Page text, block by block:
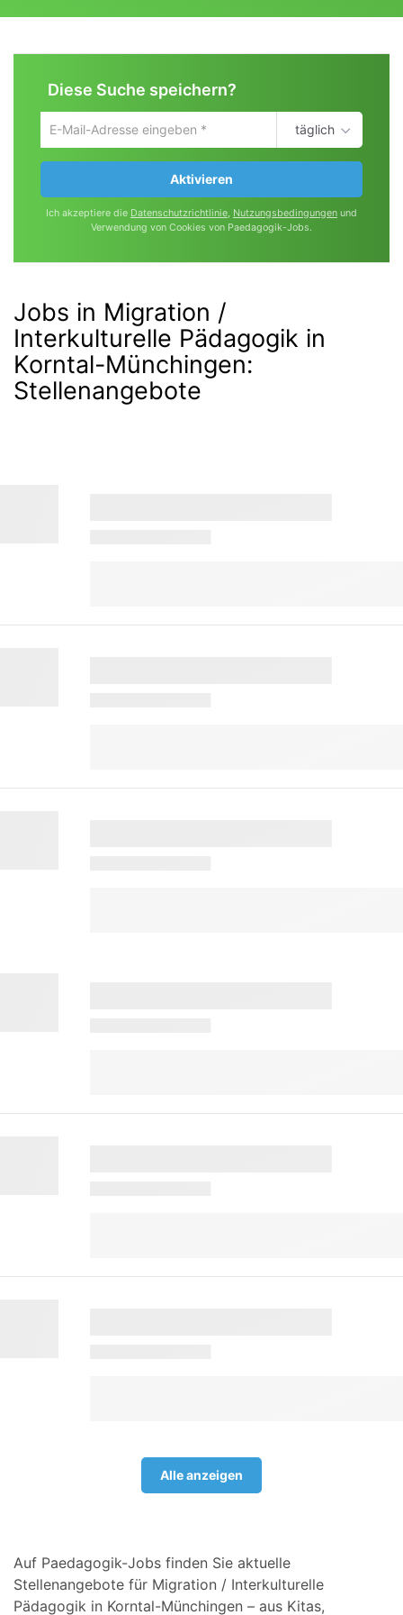
Diese Suche speichern?
Um
die
aktuelle
zu
speichern
deine
ein
täglich
Aktivieren
Ich akzeptiere die Datenschutzrichtlinie, Nutzungsbedingungen und
Verwendung von Cookies von Paedagogik-Jobs.
Jobs in Migration /
Interkulturelle Pädagogik in
Korntal-Münchingen:
Stellenangebote
Alle anzeigen
Auf Paedagogik-Jobs finden Sie aktuelle
Stellenangebote für Migration / Interkulturelle
Pädagogik in Korntal-Münchingen – aus Kitas,